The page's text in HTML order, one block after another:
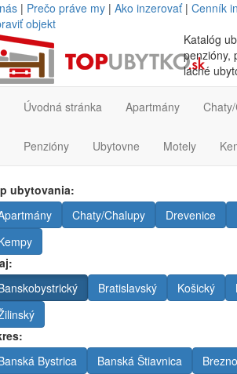
| Prečo práve my | Ako inzerovať| Cenník
objekt
Katalóg
penzióny,
lacné
Úvodná stránka Apartmány
Penzióny Ubytovne Motely
ubytovania:
Chaty/Chalupy Drevenice
Bratislavský Košický
Bystrica
Banská Štiavnica
Brezno